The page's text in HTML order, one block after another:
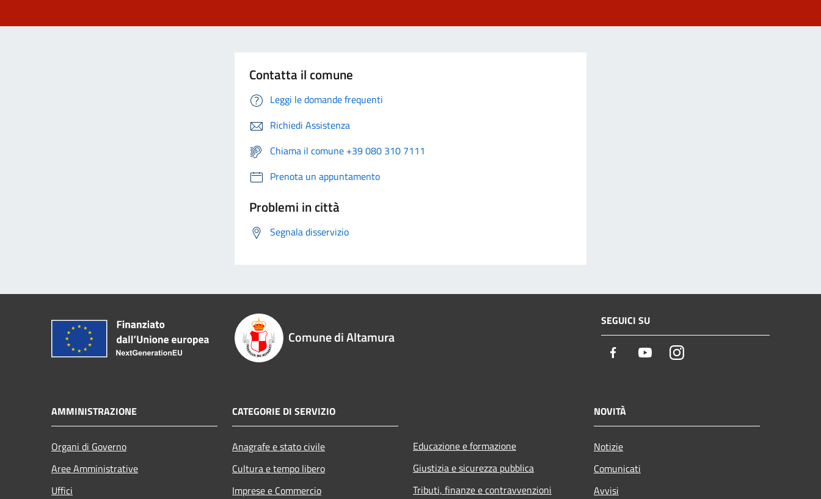
Contatta il comune
Leggi le domande frequenti
Richiedi Assistenza
Chiama il comune +39 080 310 7111
Prenota un appuntamento
Problemi in città
Segnala disservizio
Comune di Altamura
SEGUICI SU
Facebook YoutubeInstagram
AMMINISTRAZIONE
Organi di Governo
Aree Amministrative
Uffici
CATEGORIE DI SERVIZIO
Anagrafe e stato civile
Cultura e tempo libero
Imprese e Commercio
Educazione e formazione
Giustizia e sicurezza pubblica
Tributi, finanze e contravvenzioni
NOVITÀ
Notizie
Comunicati
Avvisi